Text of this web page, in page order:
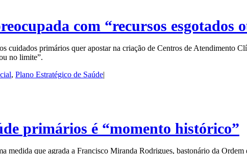
com “recursos esgotados
cuidados primários quer apostar na criação de Centros de Atendimento
no limite”.
, Plano Estratégico de Saúde|
primários é “momento histórico”
medida que agrada a Francisco Miranda Rodrigues, bastonário da